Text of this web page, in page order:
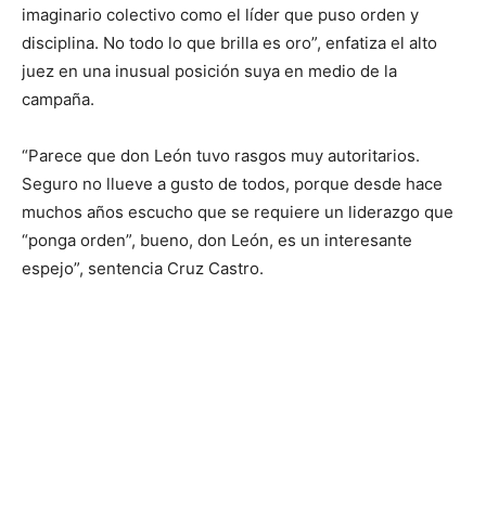
imaginario colectivo como el líder que puso orden y
disciplina. No todo lo que brilla es oro”, enfatiza el alto
juez en una inusual posición suya en medio de la
campaña.
“Parece que don León tuvo rasgos muy autoritarios.
Seguro no llueve a gusto de todos, porque desde hace
muchos años escucho que se requiere un liderazgo que
“ponga orden”, bueno, don León, es un interesante
espejo”, sentencia Cruz Castro.